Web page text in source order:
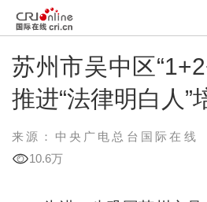
苏州市吴中区
推进“法律明白人”
来源：中央广电总台国际在线
10.6万